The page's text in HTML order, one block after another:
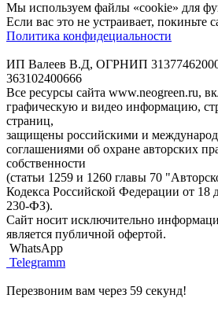
Мы используем файлы «cookie» для
Если вас это не устраивает, покиньте
Политика конфидециальности
ИП Валеев В.Д, ОГРНИП
363102400666
Все ресурсы сайта www.neogreen.ru,
графическую и видео информацию,
страниц,
защищены российскими и
соглашениями об охране авторских
собственности
(статьи 1259 и 1260 главы 70
Кодекса Российской Федерации от 18
230-ФЗ).
Сайт носит исключительно
является публичной офертой.
WhatsApp
Telegramm
Перезвоним вам через 59 секунд!